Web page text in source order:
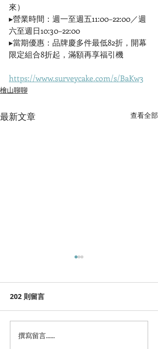
來）
▸營業時間：週一至週五11:00–22:00／週
六至週日10:30–22:00
▸當期優惠：品牌慶多件最低82折，開幕
限定組合8折起，滿額再享福引機
https://www.surveycake.com/s/BaKw3
檜山聊聊
最新文章 查看全部
從大屯山看見家園：2026
202 則留言
撰寫留言......